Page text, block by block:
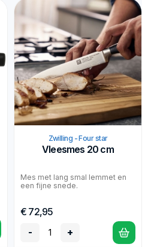
Zwilling - Four star
Vleesmes 20 cm
Mes met lang smal lemmet en
een fijne snede.
€ 72,95
-
+